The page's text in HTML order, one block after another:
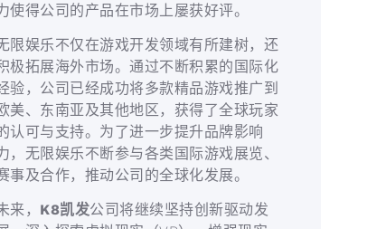
使得公司的产品在市场上屡获好评。
限娱乐不仅在游戏开发领域有所建树，还
极拓展海外市场。通过不断积累的国际化
验，公司已经成功将多款精品游戏推广到
美、东南亚及其他地区，获得了全球玩家
认可与支持。为了进一步提升品牌影响
，无限娱乐不断参与各类国际游戏展览、
事及合作，推动公司的全球化发展。
来， K8凯发公司将继续坚持创新驱动发